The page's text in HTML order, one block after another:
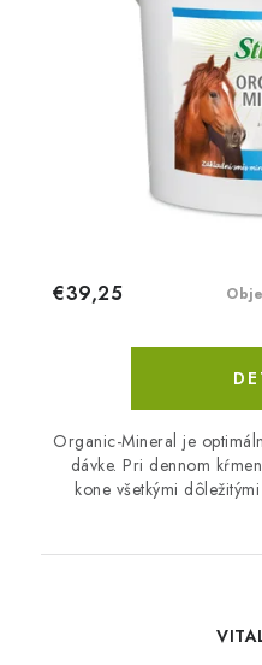
€39,25
Organic-Mineral je
dávke. Pri dennom
kone všetkými